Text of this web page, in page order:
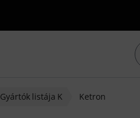
Gyártók listája K Ketron